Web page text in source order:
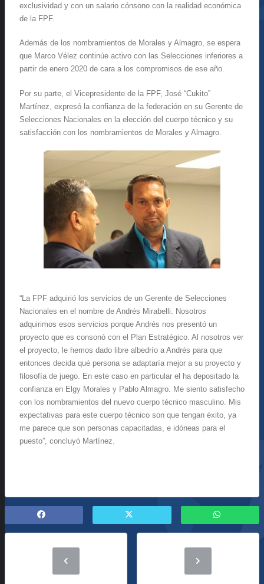
exclusividad y con un salario cónsono con la realidad económica
de la FPF.
Además de los nombramientos de Morales y Almagro, se espera
que Marco Vélez continúe activo con las Selecciones inferiores a
partir de enero 2020 de cara a los compromisos de ese año.
Por su parte, el Vicepresidente de la FPF, José “Cukito”
Martínez, expresó la confianza de la federación en su Gerente de
Selecciones Nacionales en la elección del cuerpo técnico y su
satisfacción con los nombramientos de Morales y Almagro.
“La FPF adquirió los servicios de un Gerente de Selecciones
Nacionales en el nombre de Andrés Mirabelli. Nosotros
adquirimos esos servicios porque Andrés nos presentó un
proyecto que es consonó con el Plan Estratégico. Al nosotros ver
el proyecto, le hemos dado libre albedrío a Andrés para que
entonces decida qué persona se adaptaría mejor a su proyecto y
filosofía de juego. En este caso en particular el ha depositado la
confianza en Elgy Morales y Pablo Almagro. Me siento satisfecho
con los nombramientos del nuevo cuerpo técnico masculino. Mis
expectativas para este cuerpo técnico son que tengan éxito, ya
me parece que son personas capacitadas, e idóneas para el
puesto”, concluyó Martínez.